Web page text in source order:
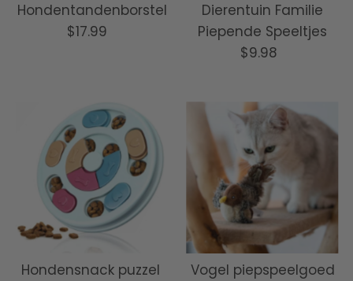
Hondentandenborstel
Normale
$17.99
Dierentuin Familie
Piepende Speeltjes
Normale
$9.98
Hondensnack puzzel
Vogel piepspeelgoed